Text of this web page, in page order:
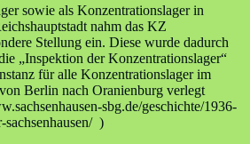
sowie als Konzentrationslager in
nahm das KZ
Stellung ein. Diese wurde dadurch
„Inspektion der Konzentrationslager“
für alle Konzentrationslager im
Berlin nach Oranienburg verlegt
sbg.de/geschichte/1936-
sachsenhausen/ )